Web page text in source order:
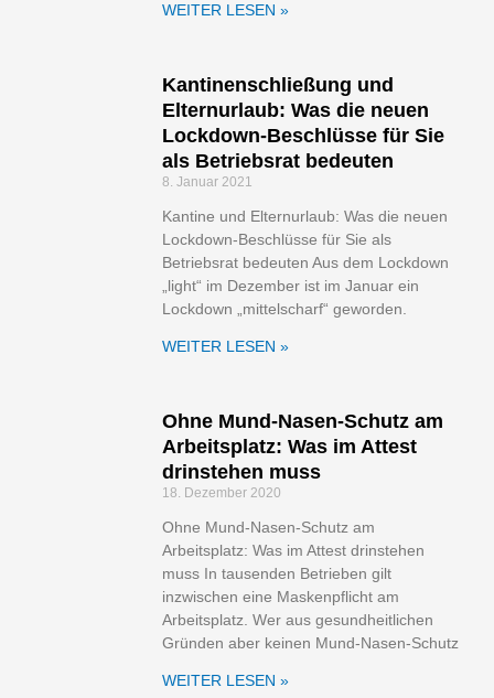
WEITER LESEN »
Kantinenschließung und
Elternurlaub: Was die neuen
Lockdown-Beschlüsse für Sie
als Betriebsrat bedeuten
8. Januar 2021
Kantine und Elternurlaub: Was die neuen
Lockdown-Beschlüsse für Sie als
Betriebsrat bedeuten Aus dem Lockdown
„light“ im Dezember ist im Januar ein
Lockdown „mittelscharf“ geworden.
WEITER LESEN »
Ohne Mund-Nasen-Schutz am
Arbeitsplatz: Was im Attest
drinstehen muss
18. Dezember 2020
Ohne Mund-Nasen-Schutz am
Arbeitsplatz: Was im Attest drinstehen
muss In tausenden Betrieben gilt
inzwischen eine Maskenpflicht am
Arbeitsplatz. Wer aus gesundheitlichen
Gründen aber keinen Mund-Nasen-Schutz
WEITER LESEN »